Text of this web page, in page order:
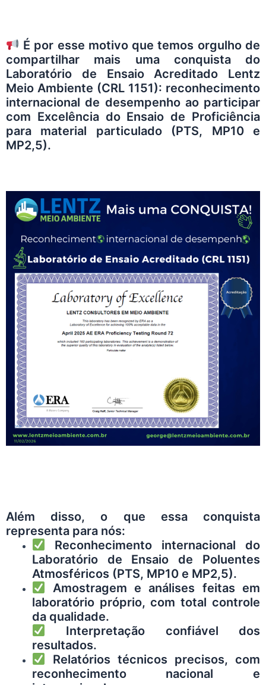
É por esse motivo que temos orgulho de
compartilhar mais uma conquista do
Laboratório de Ensaio Acreditado Lentz
Meio Ambiente (CRL 1151): reconhecimento
internacional de desempenho ao participar
com Excelência do Ensaio de Proficiência
para material particulado (PTS, MP10 e
MP2,5).
Além disso, o que essa conquista
representa para nós:
Reconhecimento internacional do
Laboratório de Ensaio de Poluentes
Atmosféricos (PTS, MP10 e MP2,5).
Amostragem e análises feitas em
laboratório próprio, com total controle
da qualidade.
Interpretação confiável dos
resultados.
Relatórios técnicos precisos, com
reconhecimento nacional e